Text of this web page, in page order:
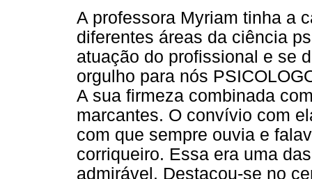
A professora Myriam tinha a
diferentes áreas da ciência
atuação do profissional e se
orgulho para nós
A sua firmeza combinada
marcantes. O convívio com
com que sempre ouvia e
corriqueiro. Essa era uma
admirável. Destacou-se no